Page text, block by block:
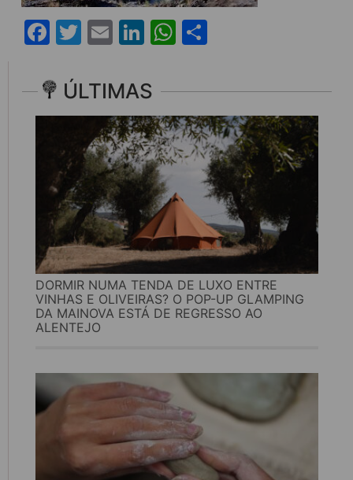
Facebook
Twitter
EmailLinkedIn
WhatsApp
ÚLTIMAS
DORMIR NUMA TENDA DE LUXO ENTRE
VINHAS E OLIVEIRAS? O POP-UP GLAMPING
DA MAINOVA ESTÁ DE REGRESSO AO
ALENTEJO